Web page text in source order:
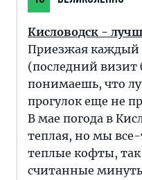
Кисловодск -
Приезжая каждый
(последний визит
понимаешь, что
прогулок еще не
В мае погода в
теплая, но мы все-
теплые кофты, так
считанные